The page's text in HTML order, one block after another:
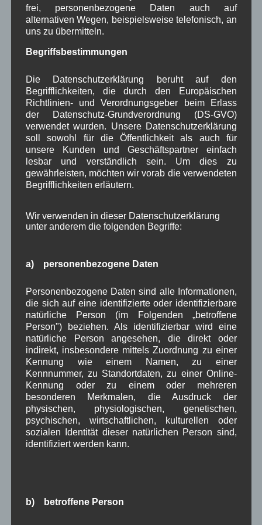
Januar 2024(5)
Dezember 2023 (8)
November 2023(5)
Oktober 2023 (8)
September 2023
Juli 2023
(8)
Juni 2023(7)
Mai 2023(8)
(10)
März 2023(5)
Februar 2023(3)
Januar 2023(8)
Dezember 2022(7)
November 2022(8)
August 2022(6)
Juli 2022(5)
April 2022(8)
Februar 2022(4)
Januar 2022(3)
Dezember 2021
(7)
November 2021(9)
Oktober 2021 (8)
September 2021(8)
August 2021
Juli 2021(10)
Juni 2021
(9)
Mai 2021(5)
April 2021(4)
März 2021(3)
Februar 2021(4)
September 2020(5)
frei, personenbezogene Daten auch auf
alternativen Wegen, beispielsweise telefonisch, an
uns zu übermitteln.
Begriffsbestimmungen
Die Datenschutzerklärung beruht auf den
Begrifflichkeiten, die durch den Europäischen
Richtlinien- und Verordnungsgeber beim Erlass
der Datenschutz-Grundverordnung (DS-GVO)
verwendet wurden. Unsere Datenschutzerklärung
soll sowohl für die Öffentlichkeit als auch für
unsere Kunden und Geschäftspartner einfach
lesbar und verständlich sein. Um dies zu
gewährleisten, möchten wir vorab die verwendeten
Begrifflichkeiten erläutern.
Wir verwenden in dieser Datenschutzerklärung
unter anderem die folgenden Begriffe:
a) personenbezogene Daten
Personenbezogene Daten sind alle Informationen,
die sich auf eine identifizierte oder identifizierbare
natürliche Person (im Folgenden „betroffene
Person") beziehen. Als identifizierbar wird eine
natürliche Person angesehen, die direkt oder
indirekt, insbesondere mittels Zuordnung zu einer
Kennung wie einem Namen, zu einer
Kennnummer, zu Standortdaten, zu einer Online-
Kennung oder zu einem oder mehreren
besonderen Merkmalen, die Ausdruck der
physischen, physiologischen, genetischen,
psychischen, wirtschaftlichen, kulturellen oder
sozialen Identität dieser natürlichen Person sind,
identifiziert werden kann.
b) betroffene Person